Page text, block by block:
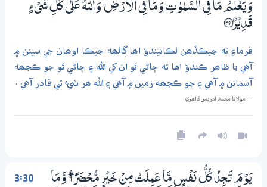
وَيَعْلَمُ مَا فِي السَّمٰوٰتِ وَمَا فِي الْاَرْضِ ۭ وَاللّٰهُ عَلٰي كُلِّ شَيْءٍ
قَدِيْرٌ ؀29
فرماءِ ته جيڪڏھن لڪائيندؤ اھا ڳالھه جيڪا اوھان جي سينن ۾
آھي يا ظاھر ڪندؤ اها ته ڄاڻي ٿو ان کي الله ۽ ڄاڻي ٿو جو ڪجھه
آسمانن ۾ آھي ۽ جو ڪجھه زمين ۾ آھي ۽ الله ھر شيءِ تي قادر آھي .
— مولانا محمد ادريس ڏاھري
3:30
يَوْمَ تَـجِدُ كُلُّ نَفْسٍ مَّا عَـمِلَتْ مِنْ خَيْرٍ مُّـحْضَرًا ٻ وَّمَا